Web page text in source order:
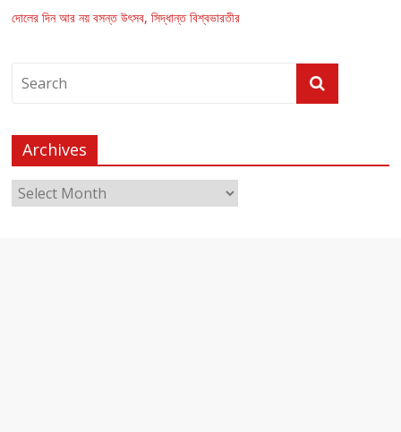
দোলের দিন আর নয় বসন্ত উৎসব, সিদ্ধান্ত বিশ্বভারতীর
Archives